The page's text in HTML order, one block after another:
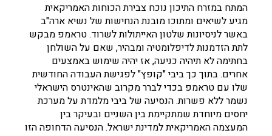
המתח במזרח התיכון נוכח צבירת הכוחות האמריקאית
מגיע לשיאים ומתוכו מובנת הנחישות של נשיא ארה"ב
באשר לניסיונות שלטון האייתולות לשרוד. טראמפ מבקש
לתת הזדמנות לדיפלומטיה ומבהיר, שאם על השולחן
בחתימה לא תיהיה כניעה, אז יהיה שימוש באמצעים
אחרים. בתוך כך ביבי "קופץ" לפגישת העבודה החודשית
שלו עם טראמפ בכדי לברר מקרוב שהאינטרס הישראלי
נשמר ללא פשרות. הנסיעה של ביבי מלמדת על מערכת
יחסים מיוחדת שמתקיימת בין השניים ובעיקר בין
המעצמה האמריקאית למדינת ישראל. הנסיעה הדחופה הזו